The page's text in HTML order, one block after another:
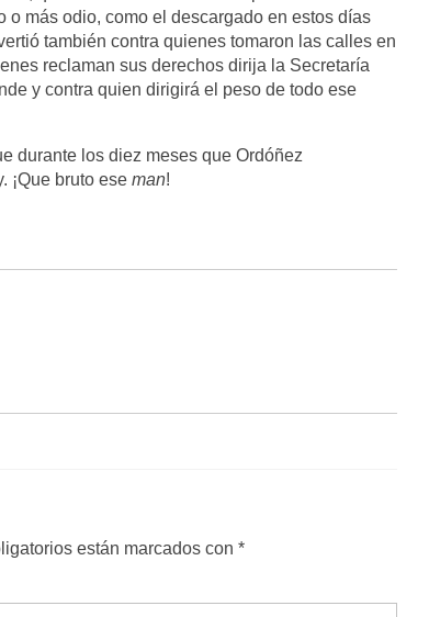
más odio, como el descargado en estos días
también contra quienes tomaron las calles en
reclaman sus derechos dirija la Secretaría
y contra quien dirigirá el peso de todo ese
durante los diez meses que Ordóñez
¡Que bruto ese man!
están marcados con *